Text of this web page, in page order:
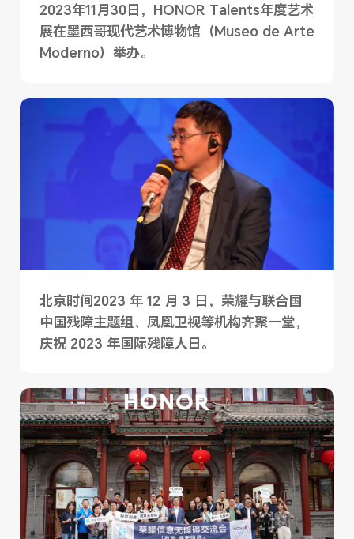
2023年11月30日，HONOR Talents年度艺术
展在墨西哥现代艺术博物馆（Museo de Arte
Moderno）举办。
北京时间2023 年 12 月 3 日，荣耀与联合国
中国残障主题组、凤凰卫视等机构齐聚一堂，
庆祝 2023 年国际残障人日。